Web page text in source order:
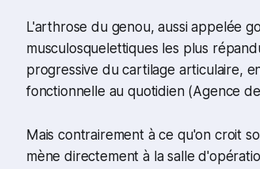
L'arthrose du genou, aussi appelée
musculosquelettiques les plus
progressive du cartilage articulaire,
fonctionnelle au quotidien (Agence
Mais contrairement à ce qu'on croit
mène directement à la salle